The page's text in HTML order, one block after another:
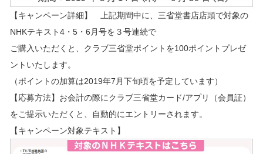
【キャンペーン詳細】 上記期間中に、三省堂書店店頭で対象の
NHKテキスト4・5・6月号を３号連続で
ご購入いただくと、クラブ三省堂ポイントを100ポイントプレゼ
ントいたします。
（ポイントの加算は2019年7月下旬頃を予定しています）
【応募方法】お会計の際にクラブ三省堂カード/アプリ（会員証）
をご提示いただくと、自動的にエントリーされます。
【キャンペーン対象テキスト】